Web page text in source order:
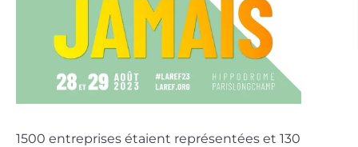
1500 entreprises étaient représentées et 130